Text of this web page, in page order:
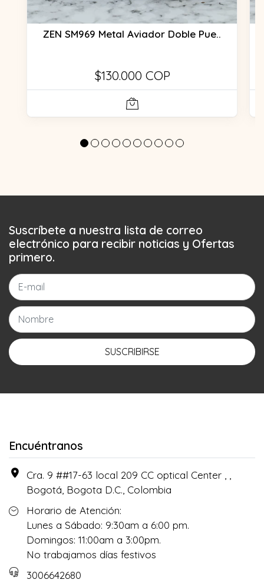
ZEN SM969 Metal Aviador Doble Pue..
$130.000 COP
Suscríbete a nuestra lista de correo
electrónico para recibir noticias y Ofertas
primero.
SUSCRIBIRSE
Encuéntranos
Cra. 9 ##17-63 local 209 CC optical Center , ,
Bogotá, Bogota D.C., Colombia
Horario de Atención:
Lunes a Sábado: 9:30am a 6:00 pm.
Domingos: 11:00am a 3:00pm.
No trabajamos días festivos
3006642680